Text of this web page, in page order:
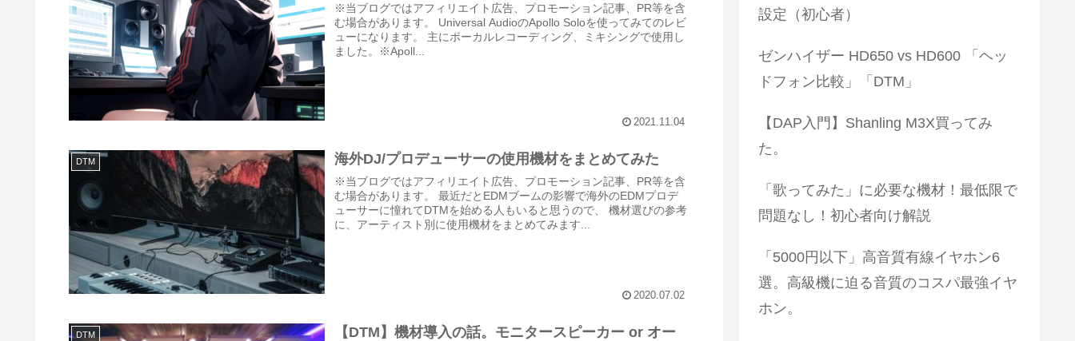
※当ブログではアフィリエイト広告、プロモーション記事、PR等を含
む場合があります。 Universal AudioのApollo Soloを使ってみてのレビ
ューになります。 主にボーカルレコーディング、ミキシングで使用し
ました。※Apoll...
2021.11.04
DTM 海外DJ/プロデューサーの使用機材をまとめてみた
※当ブログではアフィリエイト広告、プロモーション記事、PR等を含
む場合があります。 最近だとEDMブームの影響で海外のEDMプロデ
ューサーに憧れてDTMを始める人もいると思うので、 機材選びの参考
に、アーティスト別に使用機材をまとめてみます...
2020.07.02
DTM
【DTM】機材導入の話。モニタースピーカー or オー
設定（初心者）
ゼンハイザー HD650 vs HD600 「ヘッ
ドフォン比較」「DTM」
【DAP入門】Shanling M3X買ってみ
た。
「歌ってみた」に必要な機材！最低限で
問題なし！初心者向け解説
「5000円以下」高音質有線イヤホン6
選。高級機に迫る音質のコスパ最強イヤ
ホン。